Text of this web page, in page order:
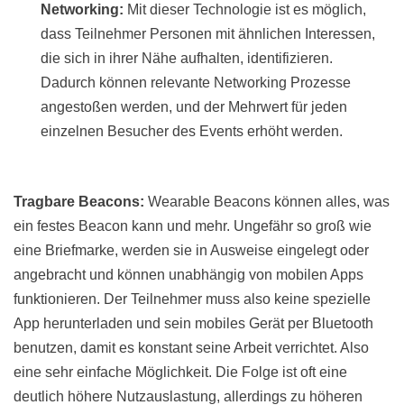
Networking: Mit dieser Technologie ist es möglich,
dass Teilnehmer Personen mit ähnlichen Interessen,
die sich in ihrer Nähe aufhalten, identifizieren.
Dadurch können relevante Networking Prozesse
angestoßen werden, und der Mehrwert für jeden
einzelnen Besucher des Events erhöht werden.
Tragbare Beacons: Wearable Beacons können alles, was
ein festes Beacon kann und mehr. Ungefähr so groß wie
eine Briefmarke, werden sie in Ausweise eingelegt oder
angebracht und können unabhängig von mobilen Apps
funktionieren. Der Teilnehmer muss also keine spezielle
App herunterladen und sein mobiles Gerät per Bluetooth
benutzen, damit es konstant seine Arbeit verrichtet. Also
eine sehr einfache Möglichkeit. Die Folge ist oft eine
deutlich höhere Nutzauslastung, allerdings zu höheren